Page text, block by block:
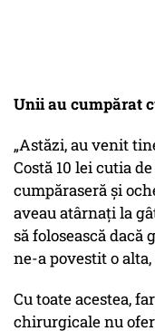
Unii au cumpărat
„Astăzi, au venit
Costă 10 lei cutia
cumpăraseră și
aveau atârnați la
să folosească dacă
ne-a povestit o
Cu toate acestea,
chirurgicale nu